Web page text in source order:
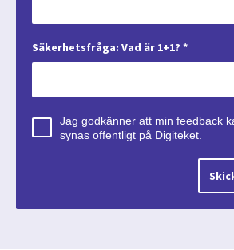
Säkerhetsfråga: Vad är 1+1? *
Jag godkänner att min feedback
synas offentligt på Digiteket.